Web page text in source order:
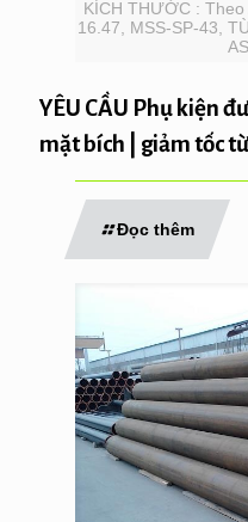
KÍCH THƯỚC :
16.47, MSS-SP-43,
YÊU CẦU Phụ kiện
mặt bích | giảm tốc
Đọc thêm